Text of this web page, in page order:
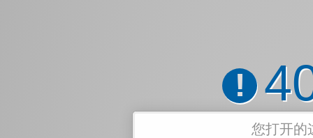
!
您打开的